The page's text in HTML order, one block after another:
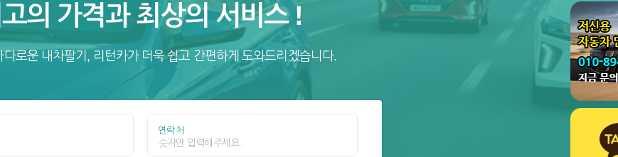
의 가격과 최상의 서비스 !
다로운 내차팔기, 리턴카가 더욱 쉽고 간편하게 도와드리겠습니다.
연락처